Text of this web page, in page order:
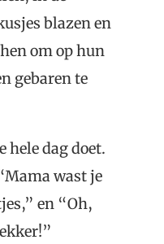
blazen en
om op hun
gebaren te
hele dag doet.
wast je
en “Oh,